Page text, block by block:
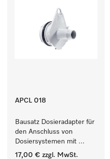
APCL 018
Bausatz Dosieradapter für
den Anschluss von
Dosiersystemen mit
Wassereinspülung.
17,00 € zzgl. MwSt.